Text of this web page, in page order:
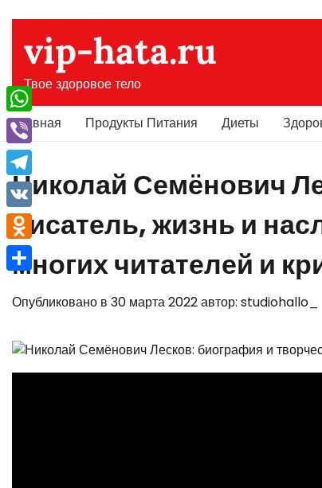
содержимому
vip-hata.ru
Твое здоровое тело
Главная Продукты Питания Диеты
Николай Семёнович
писатель, жизнь и
многих читателей и
Опубликовано в 30 марта 2022автор: studiohallo_
WhatsApp
Viber
Telegram
VK
Odnoklassniki